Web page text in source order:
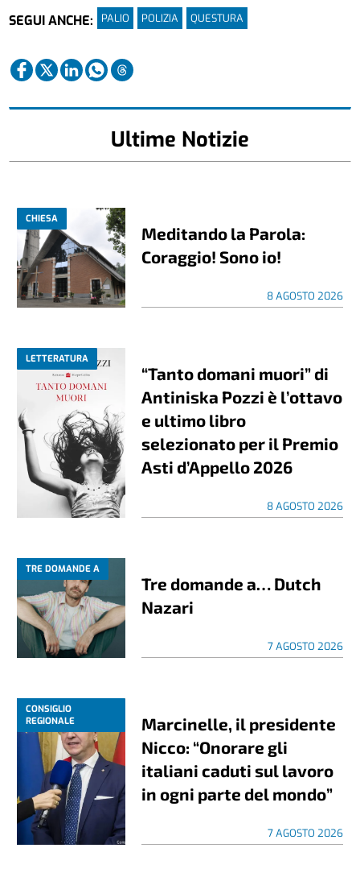
SEGUI ANCHE:
PALIO POLIZIA QUESTURA
Ultime Notizie
CHIESA
Meditando la Parola:
Coraggio! Sono io!
8 AGOSTO 2026
LETTERATURA
“Tanto domani muori” di
Antiniska Pozzi è l’ottavo
e ultimo libro
selezionato per il Premio
Asti d’Appello 2026
8 AGOSTO 2026
TRE DOMANDE A
Tre domande a… Dutch
Nazari
7 AGOSTO 2026
CONSIGLIO
REGIONALE
Marcinelle, il presidente
Nicco: “Onorare gli
italiani caduti sul lavoro
in ogni parte del mondo”
7 AGOSTO 2026